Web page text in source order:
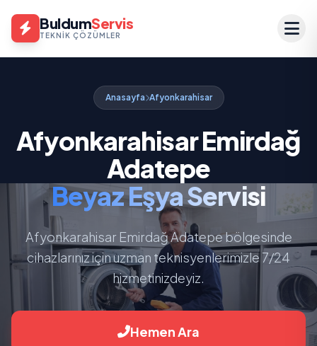
BuldumServis
TEKNIK ÇÖZÜMLER
Anasayfa Afyonkarahisar
Afyonkarahisar Emirdağ
Adatepe
Beyaz Eşya Servisi
Afyonkarahisar Emirdağ Adatepe bölgesinde
cihazlarınız için uzman teknisyenlerimizle 7/24
hizmetinizdeyiz.
Hemen Ara